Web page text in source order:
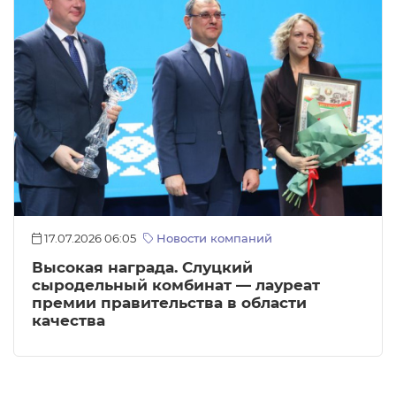
17.07.2026 06:05 Новости компаний
Высокая награда. Слуцкий
сыродельный комбинат — лауреат
премии правительства в области
качества